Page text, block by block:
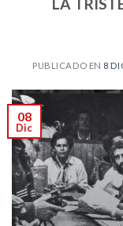
PUBLICADO EN 8
08
Dic